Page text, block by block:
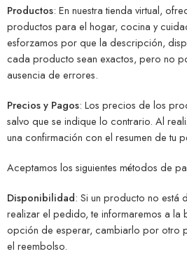
Productos: En nuestra tienda virtual,
productos para el hogar, cocina y
esforzamos por que la descripción,
cada producto sean exactos, pero no
ausencia de errores.
Precios y Pagos: Los precios de los
salvo que se indique lo contrario. Al
una confirmación con el resumen de tu
Aceptamos los siguientes métodos de
Disponibilidad: Si un producto no está
realizar el pedido, te informaremos a la
opción de esperar, cambiarlo por otro
el reembolso.